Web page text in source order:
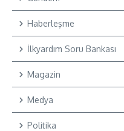
Haberleşme
İlkyardım Soru Bankası
Magazin
Medya
Politika